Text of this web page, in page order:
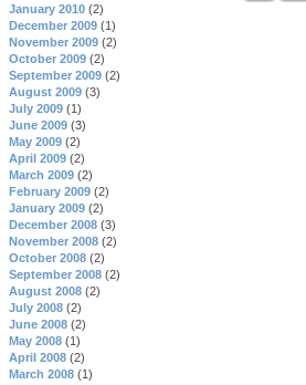
January 2010 (2)
December 2009 (1)
November 2009 (2)
October 2009 (2)
September 2009 (2)
August 2009 (3)
July 2009 (1)
June 2009 (3)
May 2009 (2)
April 2009 (2)
March 2009 (2)
February 2009 (2)
January 2009 (2)
December 2008 (3)
November 2008 (2)
October 2008 (2)
September 2008 (2)
August 2008 (2)
July 2008 (2)
June 2008 (2)
May 2008 (1)
April 2008 (2)
March 2008 (1)